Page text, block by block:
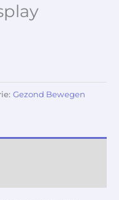
Gezond Bewegen